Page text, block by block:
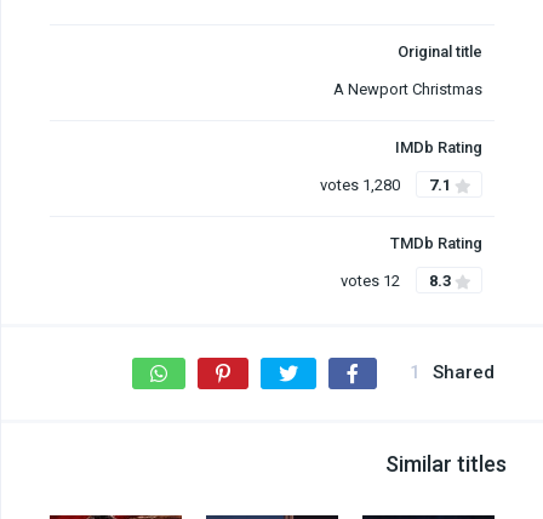
Original title
A Newport Christmas
IMDb Rating
7.1
TMDb Rating
8.3
Shared
1
Similar titles